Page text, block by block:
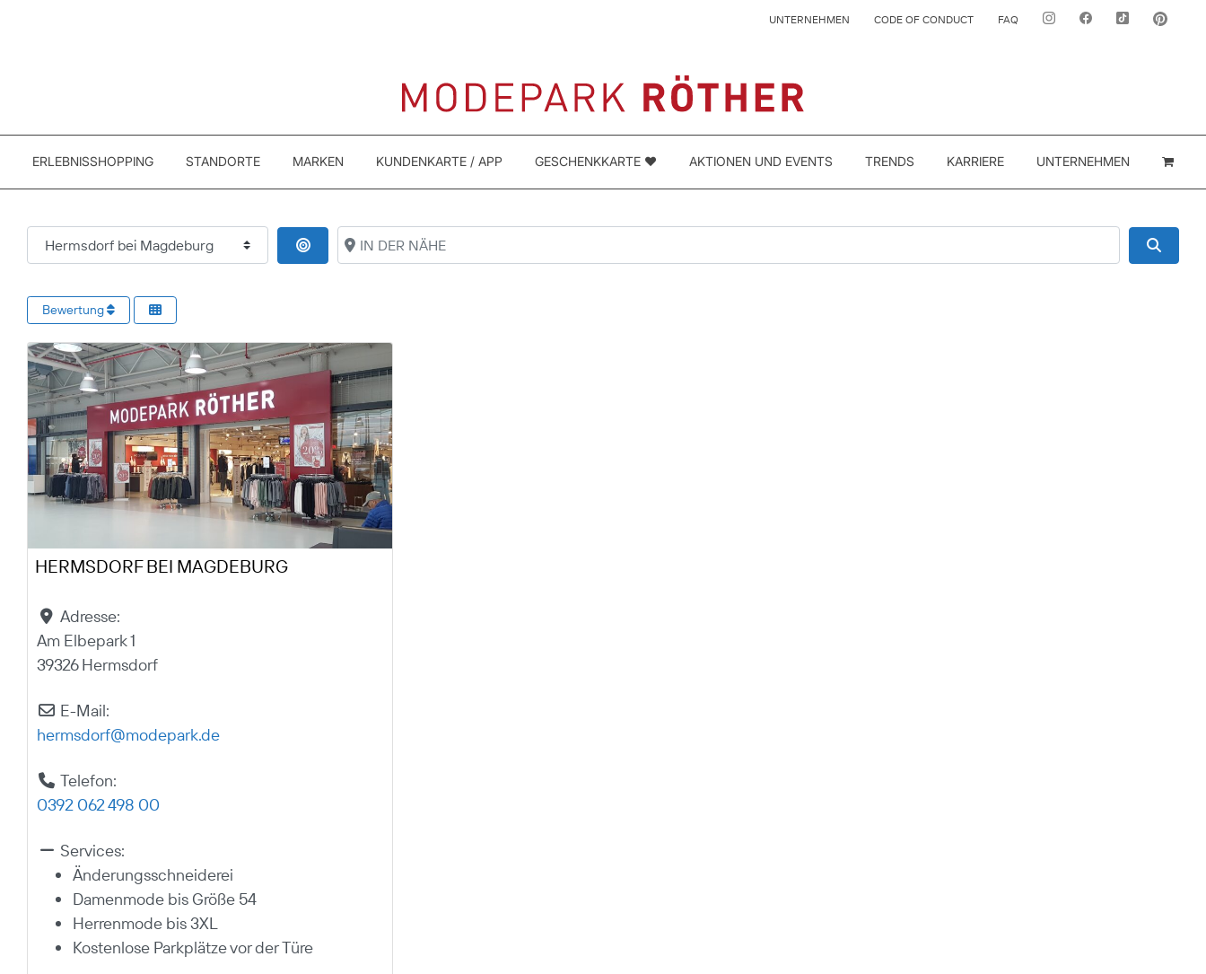
UNTERNEHMEN CODE OF CONDUCT FAQ
ERLEBNISSHOPPING STANDORTE MARKEN KUNDENKARTE / APP GESCHENKKARTE ❤️ AKTIONEN UND EVENTS TRENDS KARRIERE UNTERNEHMEN
ORT IN DER NÄHE SUCHEN
IN DER NÄHE
Bewertung
HERMSDORF BEI MAGDEBURG
Adresse:
Am Elbepark 1
39326 Hermsdorf
E-Mail:
hermsdorf@modepark.de
Telefon:
0392 062 498 00
Services:
Änderungsschneiderei
Damenmode bis Größe 54
Herrenmode bis 3XL
Kostenlose Parkplätze vor der Türe